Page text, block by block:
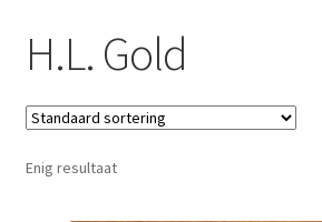
Verzendkosten & Ophalen boeken
Winkelmand
H.L. Gold
Enig resultaat